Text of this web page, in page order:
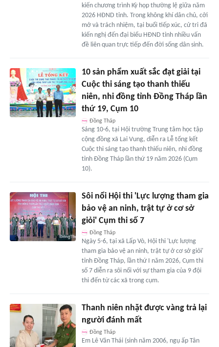
kiến chương trình Kỳ họp thường lệ giữa năm
2026 HĐND tỉnh. Trong không khí dân chủ, cởi
mở và trách nhiệm, tại buổi tiếp xúc, cử tri đã
kiến nghị đến đại biểu HĐND tỉnh nhiều vấn
đề liên quan trực tiếp đến đời sống dân sinh.
10 sản phẩm xuất sắc đạt giải tại
Cuộc thi sáng tạo thanh thiếu
niên, nhi đồng tỉnh Đồng Tháp lần
thứ 19, Cụm 10
Đồng Tháp
Sáng 10-6, tại Hội trường Trung tâm học tập
cộng đồng xã Lai Vung, diễn ra Lễ tổng kết
Cuộc thi sáng tạo thanh thiếu niên, nhi đồng
tỉnh Đồng Tháp lần thứ 19 năm 2026 (Cụm
10).
Sôi nổi Hội thi 'Lực lượng tham gia
bảo vệ an ninh, trật tự ở cơ sở
giỏi' Cụm thi số 7
Đồng Tháp
Ngày 5-6, tại xã Lấp Vò, Hội thi 'Lực lượng
tham gia bảo vệ an ninh, trật tự ở cơ sở giỏi'
tỉnh Đồng Tháp, lần thứ I năm 2026, Cụm thi
số 7 diễn ra sôi nổi với sự tham gia của 9 đội
thi đến từ các xã trong cụm.
Thanh niên nhặt được vàng trả lại
người đánh mất
Đồng Tháp
Em Lê Văn Thái (sinh năm 2006, ngụ ấp Tân